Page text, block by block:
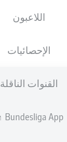
اللاعبون
الإحصائيات
القنوات الناقلة
Bundesliga App
26.05.2002